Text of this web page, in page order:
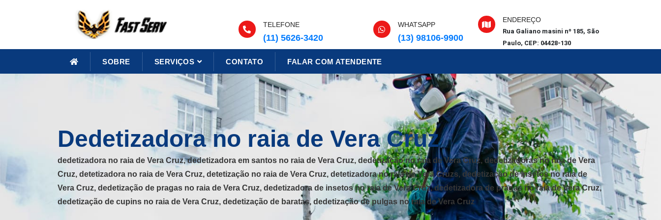
TELEFONE
(11) 5626-3420
WHATSAPP
(13) 98106-9900
ENDEREÇO
Rua Galiano masini nº 185, São
Paulo, CEP: 04428-130
SOBRE SERVIÇOS CONTATO FALAR COM ATENDENTE
Dedetizadora no raia de Vera Cruz
dedetizadora no raia de Vera Cruz, dedetizadora em santos no raia de Vera Cruz, dedetização no raia de Vera Cruz, dedetizadoras no raia de Vera
Cruz, detetizadora no raia de Vera Cruz, detetização no raia de Vera Cruz, detetizadora no raia de Vera Cruzs, dedetização de insetos no raia de
Vera Cruz, dedetização de pragas no raia de Vera Cruz, dedetizadora de insetos no raia de Vera Cruz, dedetizadora de pragas no raia de Vera Cruz,
dedetização de cupins no raia de Vera Cruz, dedetização de baratas, dedetização de pulgas no raia de Vera Cruz